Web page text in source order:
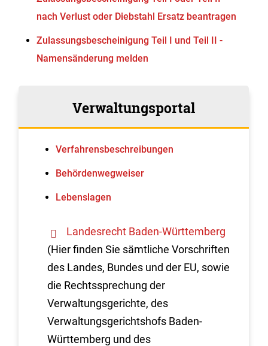
nach Verlust oder Diebstahl Ersatz beantragen
Zulassungsbescheinigung Teil I und Teil II -
Namensänderung melden
Verwaltungsportal
Verfahrens­beschreibungen
Behördenwegweiser
Lebenslagen
Landesrecht Baden-Württemberg
(Hier finden Sie sämtliche Vorschriften
des Landes, Bundes und der EU, sowie
die Rechtssprechung der
Verwaltungsgerichte, des
Verwaltungsgerichtshofs Baden-
Württemberg und des